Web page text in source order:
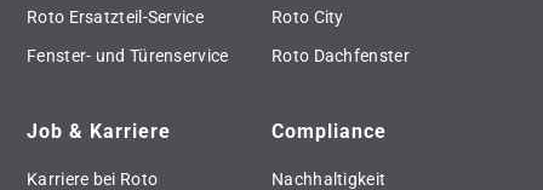
Roto Ersatzteil-Service
Fenster- und Türenservice
Roto City
Roto Dachfenster
Job & Karriere
Karriere bei Roto
Compliance
Nachhaltigkeit